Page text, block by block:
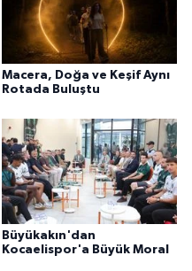
Macera, Doğa ve Keşif Aynı
Rotada Buluştu
Büyükakın'dan
Kocaelispor'a Büyük Moral